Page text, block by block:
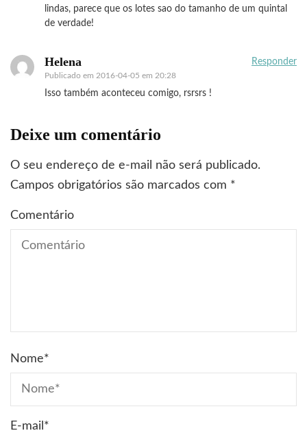
lindas, parece que os lotes sao do tamanho de um quintal
de verdade!
Helena
Publicado em 2016-04-05 em 20:28
Responder
Isso também aconteceu comigo, rsrsrs !
Deixe um comentário
O seu endereço de e-mail não será publicado.
Campos obrigatórios são marcados com *
Comentário
Nome*
E-mail *